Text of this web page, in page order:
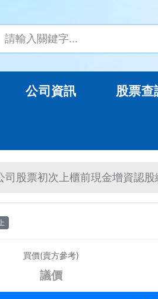
公司資訊 股票查
司股票初次上櫃前現金增資認
買價(賣方參考)
議價